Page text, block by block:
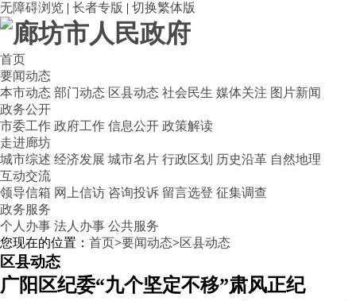
无障碍浏览 | 长者专版 | 切换繁体版
首页
要闻动态
本市动态 部门动态 区县动态 社会民生 媒体关注 图片新闻
政务公开
市委工作 政府工作 信息公开 政策解读
走进廊坊
城市综述 经济发展 城市名片 行政区划 历史沿革 自然地理
互动交流
领导信箱 网上信访 咨询投诉 留言选登 征集调查
政务服务
个人办事 法人办事 公共服务
您现在的位置： 首页>要闻动态>区县动态
区县动态
广阳区纪委“九个坚定不移”肃风正纪